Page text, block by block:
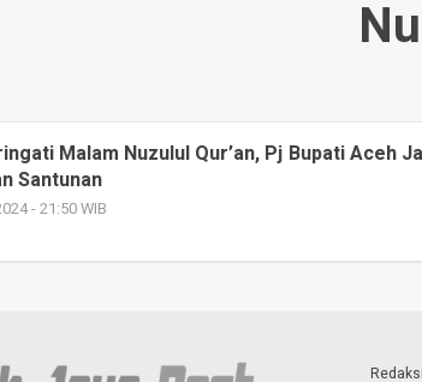
Malam Nuzulul Qur’an, Pj Bupati Aceh
Santunan
- 21:50 WIB
Redaksi